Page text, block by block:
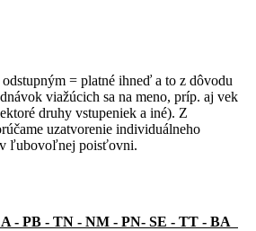
= platné ihneď a to z dôvodu
viažúcich sa na meno, príp. aj vek
druhy vstupeniek a iné). Z
uzatvorenie individuálneho
v ľubovoľnej poisťovni.
- PB - TN - NM - PN- SE - TT - BA